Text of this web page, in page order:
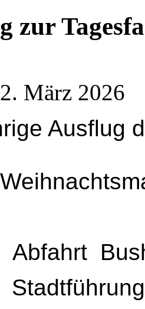
zur
März 2026
Ausflug